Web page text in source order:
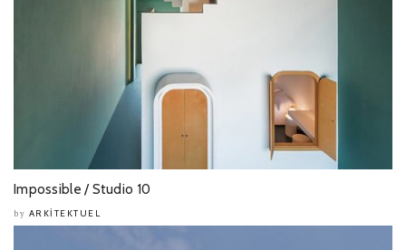
Impossible / Studio 10
by ARKITEKTUEL